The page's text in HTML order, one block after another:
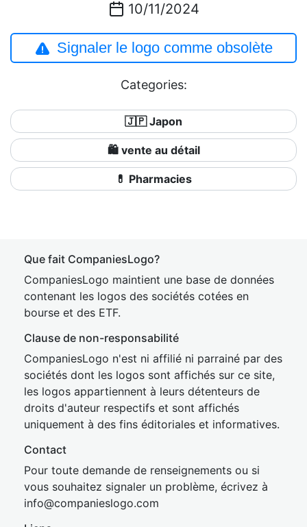
10/11/2024
Signaler le logo comme obsolète
Categories:
🇯🇵 Japon
🛍️ vente au détail
💊 Pharmacies
Que fait CompaniesLogo?
CompaniesLogo maintient une base de données
contenant les logos des sociétés cotées en
bourse et des ETF.
Clause de non-responsabilité
CompaniesLogo n'est ni affilié ni parrainé par des
sociétés dont les logos sont affichés sur ce site,
les logos appartiennent à leurs détenteurs de
droits d'auteur respectifs et sont affichés
uniquement à des fins éditoriales et informatives.
Contact
Pour toute demande de renseignements ou si
vous souhaitez signaler un problème, écrivez à
info@companieslogo.com